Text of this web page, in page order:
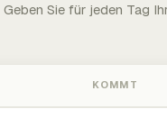
Geben Sie für jeden Tag
KOMMT